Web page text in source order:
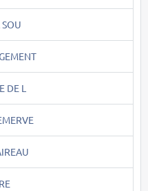
DE L